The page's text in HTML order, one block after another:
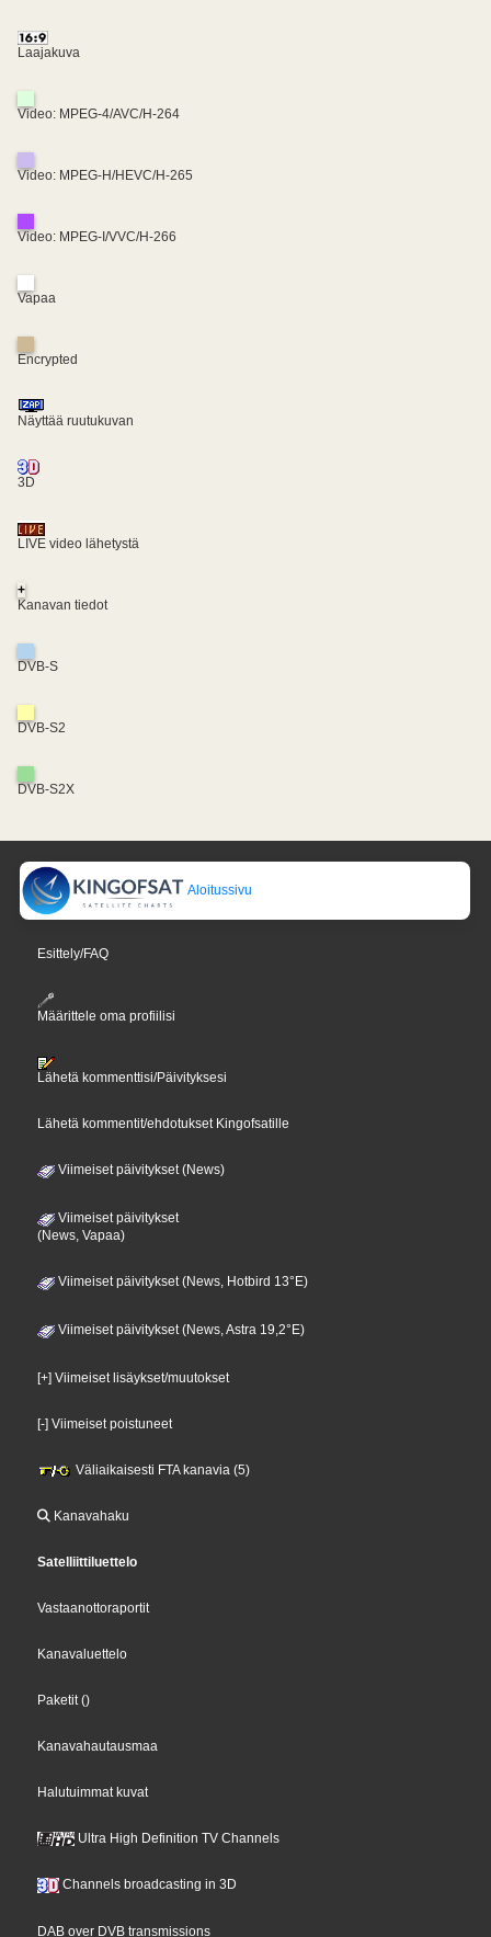
Laajakuva
Video: MPEG-4/AVC/H-264
Video: MPEG-H/HEVC/H-265
Video: MPEG-I/VVC/H-266
Vapaa
Encrypted
Näyttää ruutukuvan
3D
LIVE video lähetystä
+
Kanavan tiedot
DVB-S
DVB-S2
DVB-S2X
Aloitussivu
Esittely/FAQ
Määrittele oma profiilisi
Lähetä kommenttisi/Päivityksesi
Lähetä kommentit/ehdotukset Kingofsatille
Viimeiset päivitykset (News)
Viimeiset päivitykset
(News, Vapaa)
Viimeiset päivitykset (News, Hotbird 13°E)
Viimeiset päivitykset (News, Astra 19,2°E)
[+] Viimeiset lisäykset/muutokset
[-] Viimeiset poistuneet
Väliaikaisesti FTA kanavia (5)
Kanavahaku
Satelliittiluettelo
Vastaanottoraportit
Kanavaluettelo
Paketit()
Kanavahautausmaa
Halutuimmat kuvat
Ultra High Definition TV Channels
Channels broadcasting in 3D
DAB over DVB transmissions